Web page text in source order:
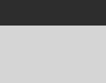
al